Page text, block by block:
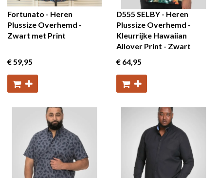
Fortunato - Heren
Plussize Overhemd -
Zwart met Print
€ 59,95
D555 SELBY - Heren
Plussize Overhemd -
Kleurrijke Hawaiian
Allover Print - Zwart
€ 64,95